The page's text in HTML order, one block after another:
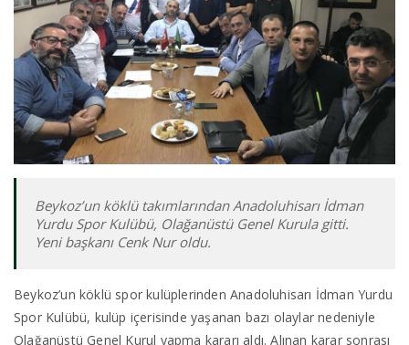
Beykoz’un köklü takımlarından Anadoluhisarı İdman
Yurdu Spor Kulübü, Olağanüstü Genel Kurula gitti.
Yeni başkanı Cenk Nur oldu.
Beykoz’un köklü spor kulüplerinden Anadoluhisarı İdman Yurdu
Spor Kulübü, kulüp içerisinde yaşanan bazı olaylar nedeniyle
Olağanüstü Genel Kurul yapma kararı aldı. Alınan karar sonrası